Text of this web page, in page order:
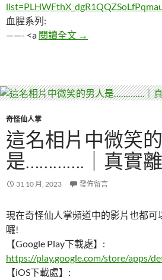
血腥系列:
——- <a 閱讀全文 最詭異警察案件報
→
奇怪仙人掌
這名相片中微笑
是………….｜真實
31 10 月, 2023 發佈留言
現在奇怪仙人掌頻道中的影片也都可
囉!
【Google Play下載處】:
https://play.google.com/store/apps/
【iOS下載處】: